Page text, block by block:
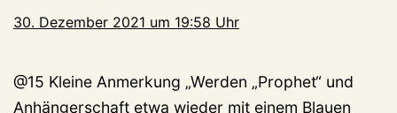
30. Dezember 2021 um 19:58 Uhr
@15 Kleine Anmerkung „Werden „Prophet“ und
Anhängerschaft etwa wieder mit einem Blauen